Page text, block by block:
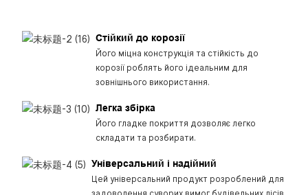
Стійкий до корозії
Його міцна конструкція та стійкість до
корозії роблять його ідеальним для
зовнішнього використання.
Легка збірка
Його гладке покриття дозволяє легко
складати та розбирати.
Універсальний і надійний
Цей універсальний продукт розроблений для